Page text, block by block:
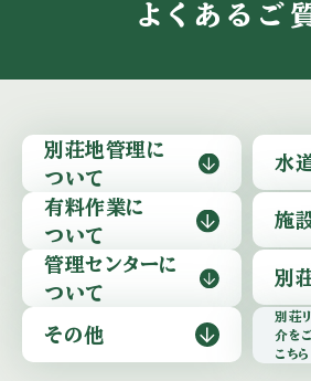
よくあるご
別荘地管理に
ついて
水
有料作業に
ついて
施
管理センターに
ついて
別
その他
別荘
介を
こちら